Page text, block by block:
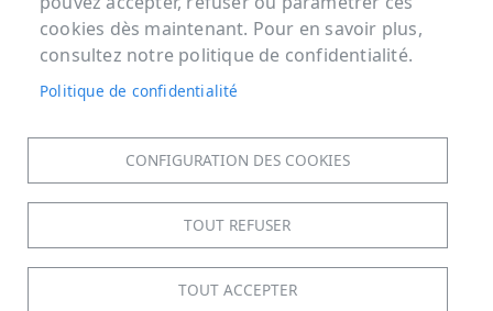
MENTIONS LÉGALES
DONNÉES PERSONNELLES
ACCESSIBILITÉ : NON CONFORME
PLAN DU SITE
cookies dès maintenant. Pour en savoir plus,
consultez notre politique de confidentialité.
Politique de confidentialité
CONFIGURATION DES COOKIES
TOUT REFUSER
TOUT ACCEPTER